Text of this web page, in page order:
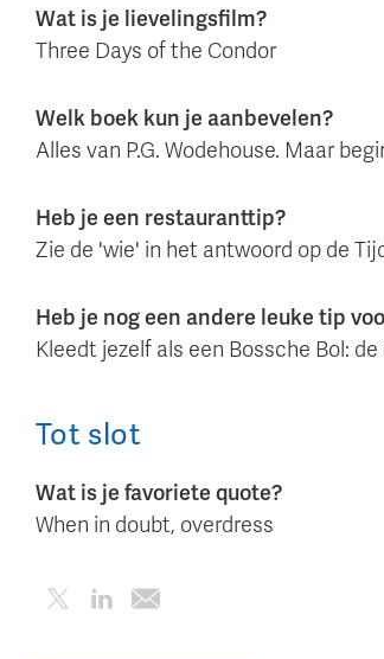
Wat is je lievelingsfilm?
Three Days of the Condor
Welk boek kun je aanbevelen?
Alles van P.G. Wodehouse. Maar
Heb je een restauranttip?
Zie de 'wie' in het antwoord op de
Heb je nog een andere leuke tip
Kleedt jezelf als een Bossche Bol:
Tot slot
Wat is je favoriete quote?
When in doubt, overdress